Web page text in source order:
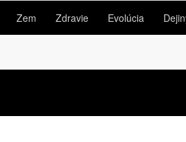
Zem Zdravie Evolúcia